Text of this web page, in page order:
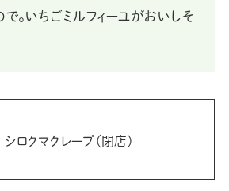
で。いちごミルフィーユがおいしそ
シロクマクレープ（閉店）